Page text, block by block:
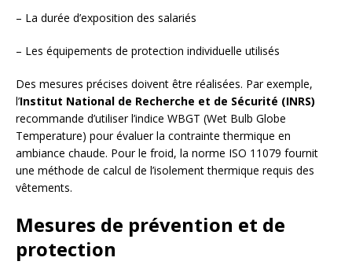
– La durée d’exposition des salariés
– Les équipements de protection individuelle utilisés
Des mesures précises doivent être réalisées. Par exemple,
l’Institut National de Recherche et de Sécurité (INRS)
recommande d’utiliser l’indice WBGT (Wet Bulb Globe
Temperature) pour évaluer la contrainte thermique en
ambiance chaude. Pour le froid, la norme ISO 11079 fournit
une méthode de calcul de l’isolement thermique requis des
vêtements.
Mesures de prévention et de
protection